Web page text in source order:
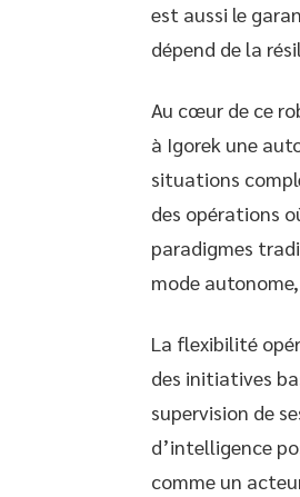
est aussi le
dépend de la
Au cœur de ce
à Igorek une
situations
des opérations
paradigmes
mode
La flexibilité
des initiatives
supervision de
d’intelligence
comme un